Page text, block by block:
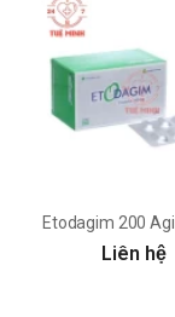
Etodagim 200
Liên hệ